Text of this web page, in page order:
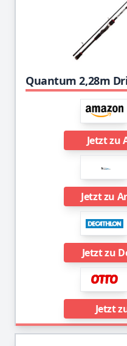
Jetzt zu
Jetzt zu
Jetzt zu
Jetzt